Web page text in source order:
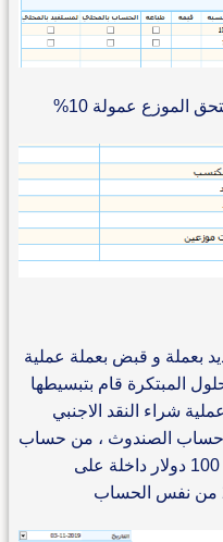
الموزع عمولة 10%
بعملة و قبض بعملة عملية
المبتكرة قام بتبسيطها
شراء النقد الاجنبي
حساب الصندوث ، من حساب
الصندوق إى حساب الصندوق، قيمة 100 دولار داخلة على